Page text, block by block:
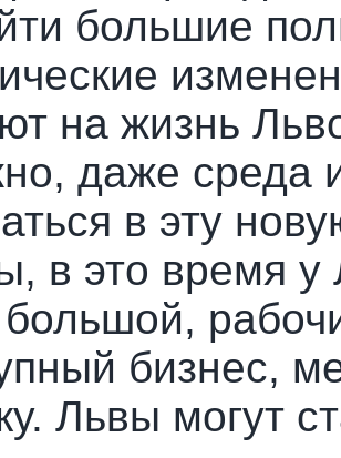
большие
на жизнь
даже среда
в эту
в это время у
бизнес,
Львы могут